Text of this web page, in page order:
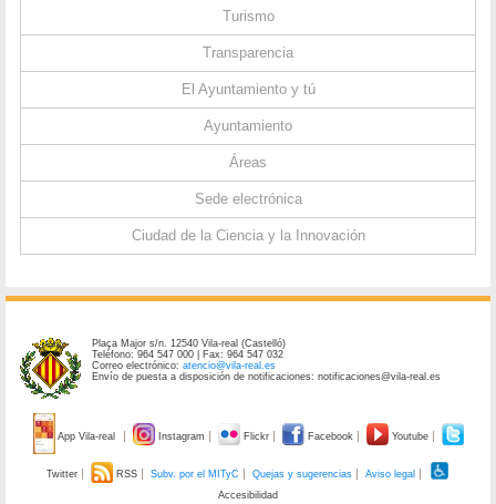
Turismo
Transparencia
El Ayuntamiento y tú
Ayuntamiento
Áreas
Sede electrónica
Ciudad de la Ciencia y la Innovación
Plaça Major s/n. 12540 Vila-real (Castelló)
Teléfono: 964 547 000 | Fax: 964 547 032
Correo electrónico:atencio@vila-real.es
Envío de puesta a disposición de notificaciones: notificaciones@vila-real.es
App Vila-real Instagram Flickr Facebook Youtube
Twitter RSS Subv. por el MITyC Quejas y sugerencias
Aviso legal
Accesibilidad